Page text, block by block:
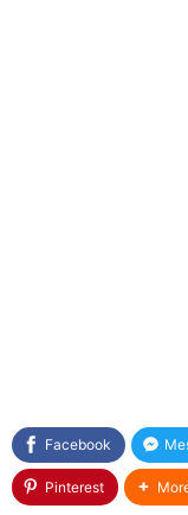
Facebook
Pinterest